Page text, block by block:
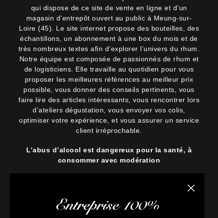
Fermer
Entreprise 100%
qui dispose de ce site de vente en ligne et d’un
magasin d’entrepôt ouvert au public à Meung-sur-
Loire (45). Le site internet propose des bouteilles, des
échantillons, un abonnement à une box du mois et de
très nombreux textes afin d’explorer l’univers du rhum.
Notre équipe est composée de passionnés de rhum et
de logisticiens. Elle travaille au quotidien pour vous
proposer les meilleures références au meilleur prix
possible, vous donner des conseils pertinents, vous
faire lire des articles intéressants, vous rencontrer lors
d’ateliers dégustation, vous envoyer vos colis,
optimiser votre expérience, et vous assurer un service
client irréprochable.
L’abus d’alcool est dangereux pour la santé, à
consommer avec modération